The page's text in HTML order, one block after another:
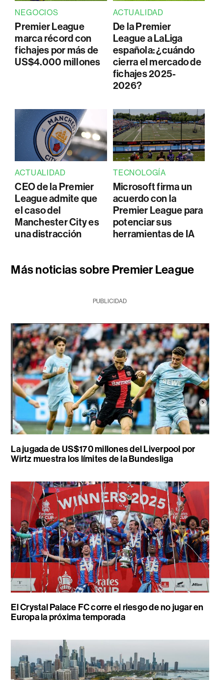
NEGOCIOS
Premier League
marca récord con
fichajes por más de
US$4.000 millones
ACTUALIDAD
De la Premier
League a LaLiga
española: ¿cuándo
cierra el mercado de
fichajes 2025-
2026?
ACTUALIDAD
CEO de la Premier
League admite que
el caso del
Manchester City es
una distracción
TECNOLOGÍA
Microsoft firma un
acuerdo con la
Premier League para
potenciar sus
herramientas de IA
Más noticias sobre Premier League
PUBLICIDAD
La jugada de US$170 millones del Liverpool por
Wirtz muestra los límites de la Bundesliga
El Crystal Palace FC corre el riesgo de no jugar en
Europa la próxima temporada